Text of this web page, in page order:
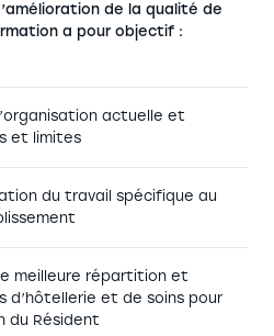
de la qualité de
a pour objectif :
actuelle et
et limites
du travail spécifique au
meilleure répartition et
et de soins pour
du Résident